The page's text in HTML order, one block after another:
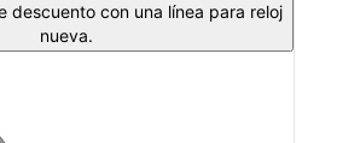
descuento con una línea para reloj
nueva.